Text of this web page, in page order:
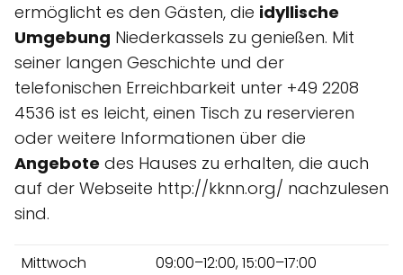
ermöglicht es den Gästen, die idyllische
Umgebung Niederkassels zu genießen. Mit
seiner langen Geschichte und der
telefonischen Erreichbarkeit unter +49 2208
4536 ist es leicht, einen Tisch zu reservieren
oder weitere Informationen über die
Angebote des Hauses zu erhalten, die auch
auf der Webseite http://kknn.org/ nachzulesen
sind.
Mittwoch
09:00–12:00, 15:00–17:00